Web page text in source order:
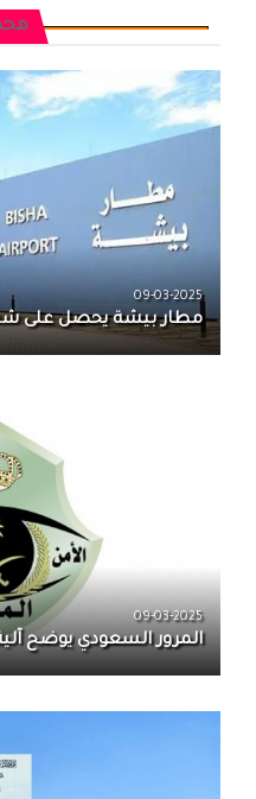
09-03-2025
مطار بيشة يحصل على
09-03-2025
المرور السعودي يوضح